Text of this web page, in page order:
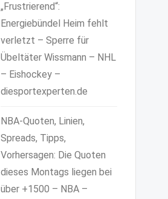
„Frustrierend“:
Energiebündel Heim fehlt
verletzt – Sperre für
Übeltäter Wissmann – NHL
– Eishockey –
diesportexperten.de
NBA-Quoten, Linien,
Spreads, Tipps,
Vorhersagen: Die Quoten
dieses Montags liegen bei
über +1500 – NBA –